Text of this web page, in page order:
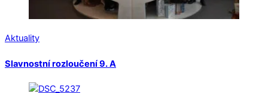
Aktuality
Slavnostní rozloučení 9. A